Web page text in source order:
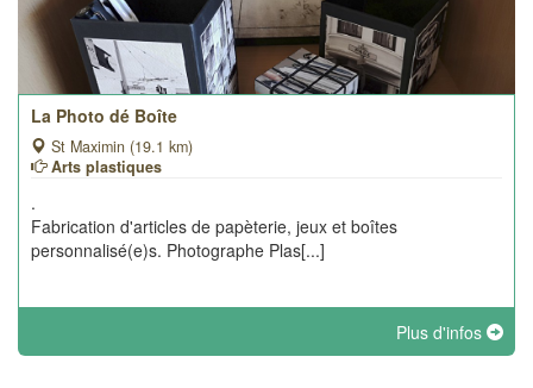
La Photo dé Boîte
St Maximin (19.1 km)
Arts plastiques
.
Fabrication d'articles de papèterie, jeux et boîtes
personnalisé(e)s. Photographe Plas[...]
Plus d'infos